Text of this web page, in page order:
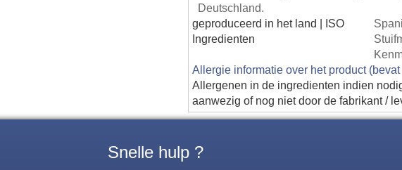
Deutschland.
geproduceerd in het land | ISO
Ingredienten
Allergie informatie over het product
Allergenen in de ingredienten indien
aanwezig of nog niet door de fabrikant /
Snelle hulp ?